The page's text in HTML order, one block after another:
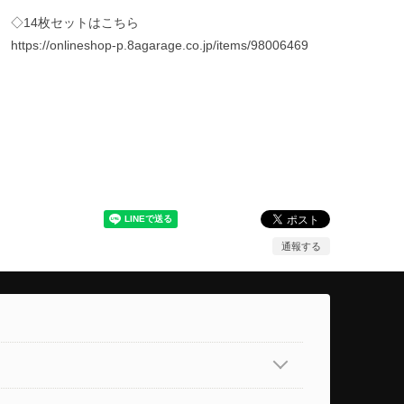
◇14枚セットはこちら
https://onlineshop-p.8agarage.co.jp/items/98006469
通報する